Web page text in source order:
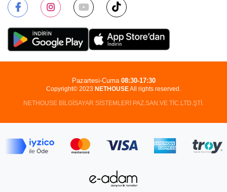
Copyright© 2023 NETHOUSEAll rights reserved.
NETHOUSE BİLGİSAYAR SİSTEMLERİ PAZ.SAN.VE TİC.LTD.ŞTİ.
Pazartesi-Cuma 08:30-17:30